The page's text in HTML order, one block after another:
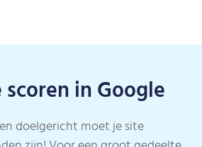
in Google
doelgericht moet je site